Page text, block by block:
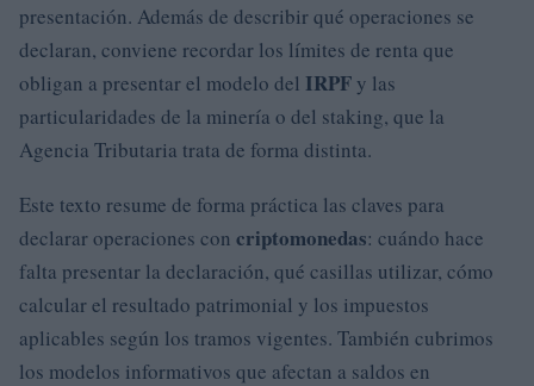
presentación. Además de describir qué operaciones se
declaran, conviene recordar los límites de renta que
obligan a presentar el modelo del IRPF y las
particularidades de la minería o del staking, que la
Agencia Tributaria trata de forma distinta.
Este texto resume de forma práctica las claves para
declarar operaciones con criptomonedas: cuándo hace
falta presentar la declaración, qué casillas utilizar, cómo
calcular el resultado patrimonial y los impuestos
aplicables según los tramos vigentes. También cubrimos
los modelos informativos que afectan a saldos en